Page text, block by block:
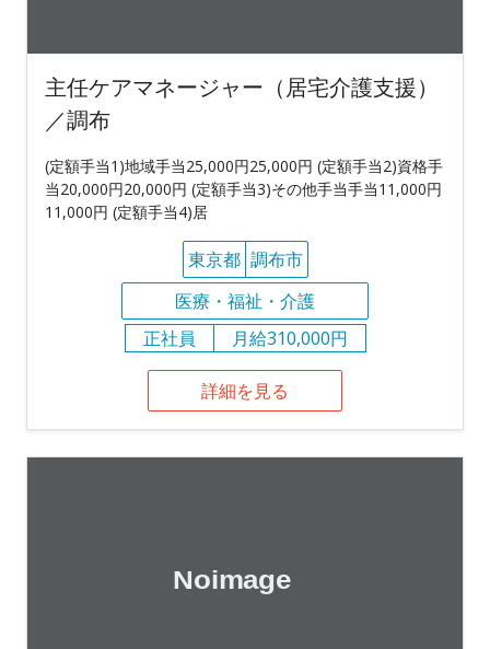
主任ケアマネージャー（居宅介護支援）
／調布
(定額手当1)地域手当25,000円25,000円 (定額手当2)資格手
当20,000円20,000円 (定額手当3)その他手当手当11,000円
11,000円 (定額手当4)居
東京都 調布市
医療・福祉・介護
正社員
月給310,000円
詳細を見る